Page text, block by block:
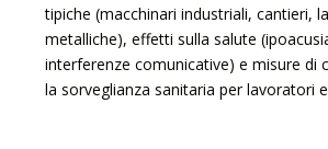
tipiche (macchinari industriali, cantieri,
metalliche), effetti sulla salute
interferenze comunicative) e misure di
la sorveglianza sanitaria per lavoratori